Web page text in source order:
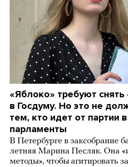
«Яблоко» требуют
в Госдуму. Но это не
тем, кто идет от партии
парламенты
В Петербурге в заксобрание
летняя Марина Песляк. Она
методы», чтобы агитировать